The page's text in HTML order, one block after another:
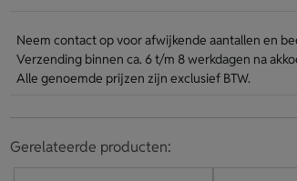
Neem contact op voor afwijkende aantallen en
Verzending binnen ca. 6 t/m 8 werkdagen na
Alle genoemde prijzen zijn exclusief BTW.
Gerelateerde producten: